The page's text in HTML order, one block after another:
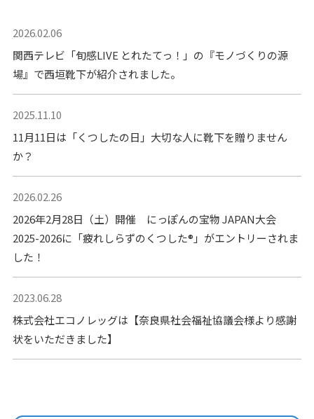
2026.02.06
関西テレビ「旬感LIVE とれたてっ！」の『モノづくりの源
場』で西垣靴下が紹介されました。
2025.11.10
11月11日は「くつしたの日」大切な人に靴下を贈りません
か？
2026.02.26
2026年2月28日（土）開催 にっぽんの宝物 JAPAN大会
2025-2026に「疲れしらずのくつした®」がエントリーされま
した！
2023.06.28
株式会社エコノレッグは【奈良県社会福祉協議会様より感謝
状をいただきました】